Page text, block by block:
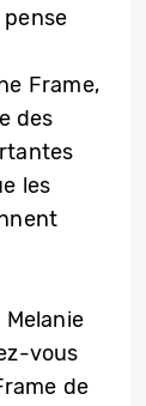
Frame,
des
les
vous
de